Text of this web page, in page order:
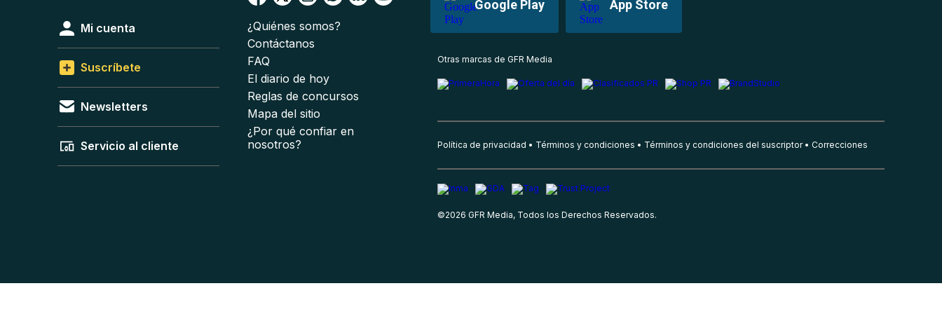
Google Play App Store
Mi cuenta
Suscríbete
Newsletters
Servicio al cliente
¿Quiénes somos?
Contáctanos
FAQ
El diario de hoy
Reglas de concursos
Mapa del sitio
¿Por qué confiar en
nosotros?
Otras marcas de GFR Media
Política de privacidad Términos y condiciones Términos y condiciones del suscriptor Correcciones
©2026 GFR Media, Todos los Derechos Reservados.